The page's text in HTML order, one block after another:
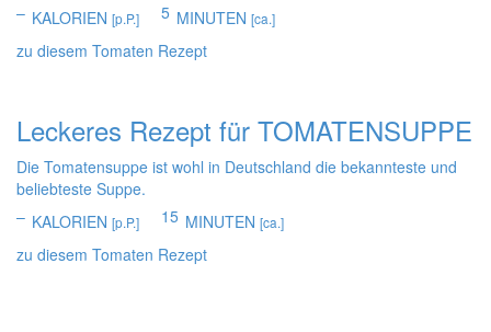
– KALORIEN [p.P.] 5 MINUTEN [ca.]
zu diesem Tomaten Rezept
Leckeres Rezept für TOMATENSUPPE
Die Tomatensuppe ist wohl in Deutschland die bekannteste und
beliebteste Suppe.
– KALORIEN [p.P.] 15 MINUTEN [ca.]
zu diesem Tomaten Rezept